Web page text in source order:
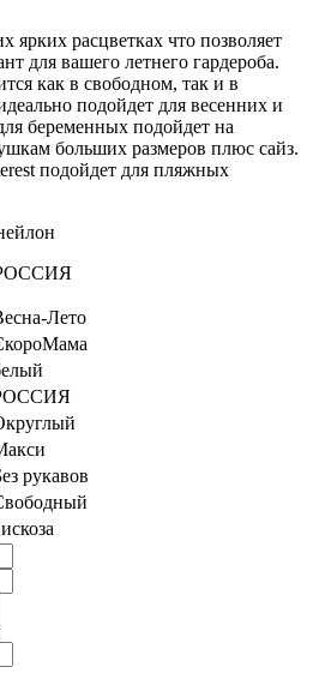
ярких расцветках что позволяет
для вашего летнего гардероба.
как в свободном, так и в
подойдет для весенних и
беременных подойдет на
больших размеров плюс сайз.
подойдет для пляжных
РОССИЯ
Лето
рукавов